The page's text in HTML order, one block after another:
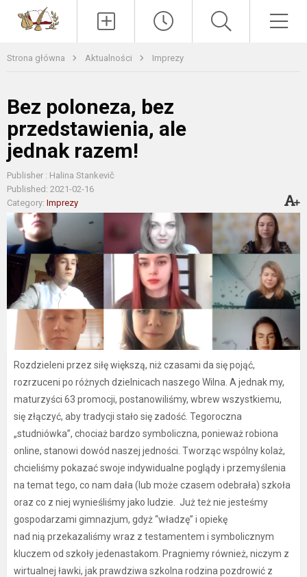
Strona główna Aktualności Imprezy
Bez poloneza, bez
przedstawienia, ale
jednak razem!
Publisher : Halina Stankevič
Published: 2021-02-16
Category: Imprezy
Rozdzieleni przez siłę większą, niż czasami da się pojąć,
rozrzuceni po różnych dzielnicach naszego Wilna. A jednak my,
maturzyści 63 promocji, postanowiliśmy, wbrew wszystkiemu,
się złączyć, aby tradycji stało się zadość. Tegoroczna
„studniówka”, chociaż bardzo symboliczna, ponieważ robiona
online, stanowi dowód naszej jedności. Tworząc wspólny kolaż,
chcieliśmy pokazać swoje indywidualne poglądy i przemyślenia
na temat tego, co nam dała (lub może czasem odebrała) szkoła
oraz co z niej wynieśliśmy jako ludzie. Już też nie jesteśmy
gospodarzami gimnazjum, gdyż “władzę” i opiekę
nad nią przekazaliśmy wraz z testamentem i symbolicznym
kluczem od szkoły jedenastakom. Pragniemy również, niczym z
wirtualnej ławki, jak prawdziwa szkolna rodzina pozdrowić z